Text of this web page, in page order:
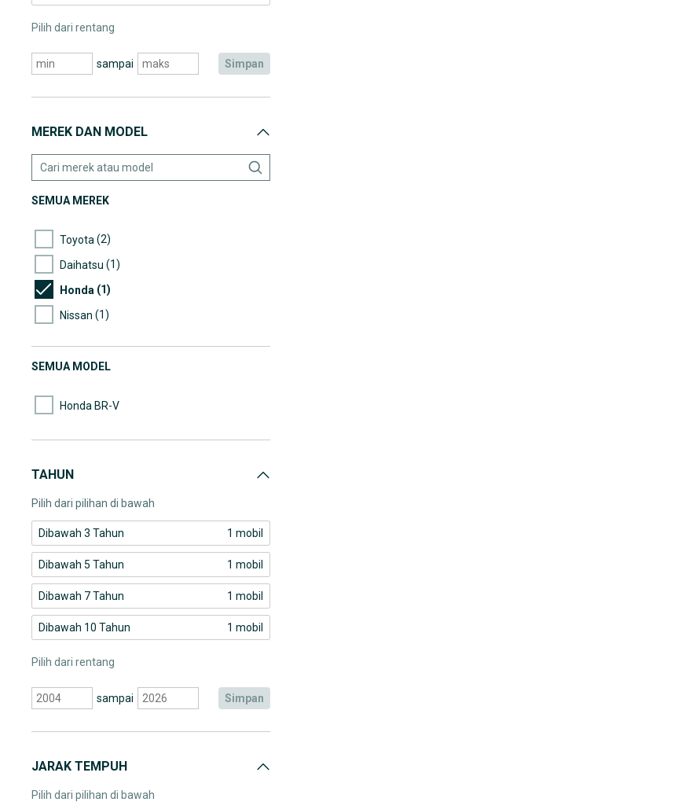
Pilih dari rentang
sampai simpan
MEREK DAN MODEL
SEMUA MEREK
Toyota (2)
Daihatsu (1)
Honda (1)
Nissan (1)
SEMUA MODEL
Honda BR-V
TAHUN
Pilih dari pilihan di bawah
Dibawah 3 Tahun 1 mobil
Dibawah 5 Tahun 1 mobil
Dibawah 7 Tahun 1 mobil
Dibawah 10 Tahun 1 mobil
Pilih dari rentang
sampai simpan
JARAK TEMPUH
Pilih dari pilihan di bawah